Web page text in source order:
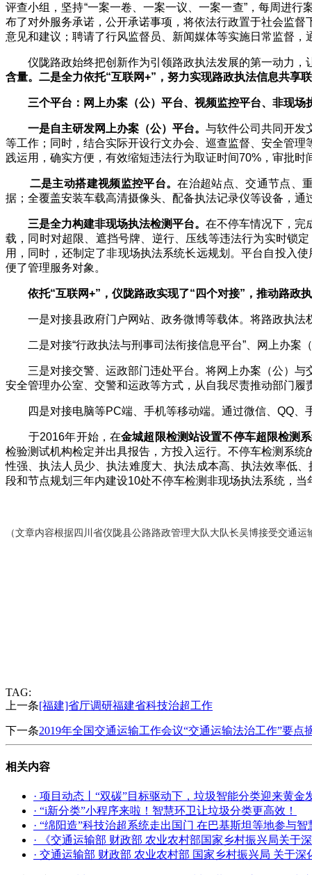
评查小组，坚持“一案一卷、一案一议、一案一查”，每周进
布了对外服务承诺，公开承诺事项，将依法行政置于社会监
意见和建议；聘请了行风监督员、新闻媒体等实施日常监督，
仪陇路政始终把创新作为引领路政执法发展的第一动力，
含量。二是全力依托“互联网+”，努力实现路政执法信息共享联
三个平台：网上办案（公）平台、视频监控平台、非现场
一是自主研发网上办案（公）平台。 与软件公司共同开发
等工作；同时，结合实际开设行文办会、巡查监督、安全管
践运用，确实方便，有效缩短违法行为取证时间70% ，审批时
二是主动搭建视频监控平台。在治超站点、交通节点、
据；全覆盖安装车载高清摄像头、配备执法记录仪等设备，通
三是全力构建非现场执法检测平台。 在不停车情况下，完
载，同时对超限、遮挡号牌、逆行、压线等违法行为实时锁
用，同时，还制定了非现场执法系统长远规划。平台自投入
便了管理服务对象。
依托“互联网+”，仪陇路政实现了“四个对接”，推动路政
一是对接县政府门户网站、政务微博等载体。将路政执
二是对接“行政执法与刑事司法衔接信息平台”、网上办
三是对接交警、运政部门违处平台。将网上办案（公）
安全管理办公室、交警和运政等方式，从自我尽责推动部门履
四是对接电脑等PC端、手机等移动端。通过微信、 QQ 、
于2016年开始，在金城超限检测站设置不停车超限检测
检验测试机构检定并出具报告，方投入运行。不停车检测系
性强、执法人员少、执法难度大、执法成本高、执法效率低、
段和节点规划三年内建设10处不停车检测非现场执法系统，当
（文章内容根据四川省仪陇县公路路政管理大队大队长吴博接受交通运
TAG:
上一条[福建]省厅调研福建省科技治超工作
下一条2019年全国交通运输工作会议“交通运输法治工作”要点
相关内容
· 项目动态丨“双碳”目标驱动下，垃圾智能分类迎来黄金
· “i新分类”小程序来啦！智慧环卫让垃圾分类更高效！
· “绵阳造”科技治超系统走出国门 在巴基斯坦等地参与智
· 《交通运输部 财政部 农业农村部国家乡村振兴局关于
· 交通运输部 财政部 农业农村部 国家乡村振兴局 关于